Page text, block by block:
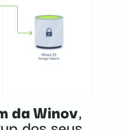
da Winov,